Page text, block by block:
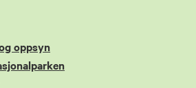
oppsyn